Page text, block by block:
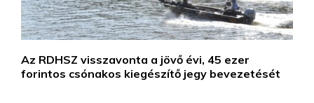
Az RDHSZ visszavonta a jövő évi, 45 ezer
forintos csónakos kiegészítő jegy bevezetését